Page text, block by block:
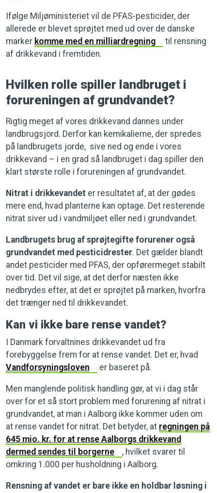
Ifølge Miljøministeriet vil de PFAS-pesticider, der
allerede er blevet sprøjtet med ud over de danske
marker komme med en milliardregning
til rensning
af drikkevand i fremtiden.
Hvilken rolle spiller landbruget i
forureningen af grundvandet?
Rigtig meget af vores drikkevand dannes under
landbrugsjord. Derfor kan kemikalierne, der spredes
på landbrugets jorde, sive ned og ende i vores
drikkevand – i en grad så landbruget i dag spiller den
klart største rolle i forureningen af grundvandet.
Nitrat i drikkevandet er resultatet af, at der gødes
mere end, hvad planterne kan optage. Det resterende
nitrat siver ud i vandmiljøet eller ned i grundvandet.
Landbrugets brug af sprøjtegifte forurener også
grundvandet med pesticidrester. Det gælder blandt
andet pesticider med PFAS, der opførermeget stabilt
over tid. Det vil sige, at det derfor næsten ikke
nedbrydes efter, at det er sprøjtet på marken, hvorfra
det trænger ned til drikkevandet.
Kan vi ikke bare rense vandet?
I Danmark forvaltnines drikkevandet ud fra
forebyggelse frem for at rense vandet. Det er, hvad
Vandforsyningsloven
er baseret på.
Men manglende politisk handling gør, at vi i dag står
over for et så stort problem med forurening af nitrat i
grundvandet, at man i Aalborg ikke kommer uden om
at rense vandet for nitrat. Det betyder, at regningen på
645 mio. kr. for at rense Aalborgs drikkevand
dermed sendes til borgerne
, hvilket svarer til
omkring 1.000 per husholdning i Aalborg.
Rensning af vandet er bare ikke en holdbar løsning i